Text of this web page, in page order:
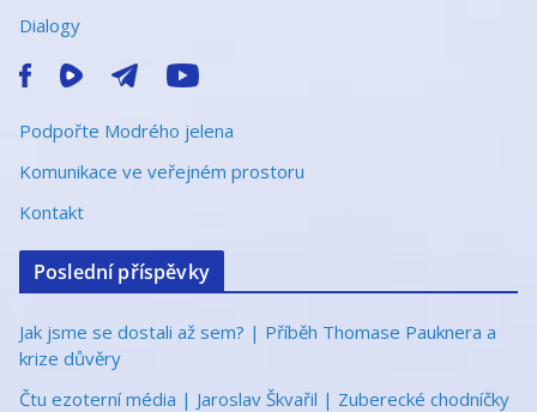
Dialogy
Podpořte Modrého jelena
Komunikace ve veřejném prostoru
Kontakt
Poslední příspěvky
Jak jsme se dostali až sem? | Příběh Thomase Pauknera a
krize důvěry
Čtu ezoterní média | Jaroslav Škvařil | Zuberecké chodníčky